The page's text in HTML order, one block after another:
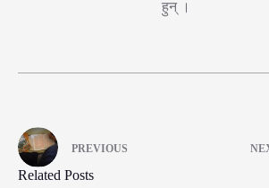
हुन् ।
PREVIOUS
Related Posts